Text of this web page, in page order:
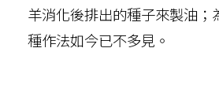
羊消化後排出的種子來製油；
種作法如今已不多見。